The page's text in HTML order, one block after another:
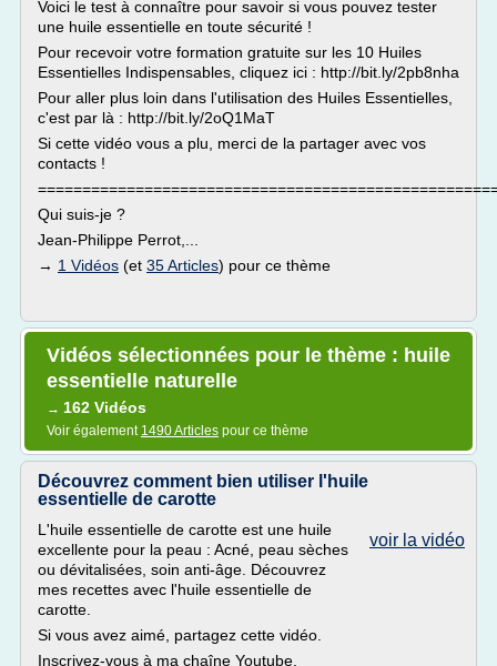
Voici le test à connaître pour savoir si vous pouvez tester
une huile essentielle en toute sécurité !
Pour recevoir votre formation gratuite sur les 10 Huiles
Essentielles Indispensables, cliquez ici : http://bit.ly/2pb8nha
Pour aller plus loin dans l'utilisation des Huiles Essentielles,
c'est par là : http://bit.ly/2oQ1MaT
Si cette vidéo vous a plu, merci de la partager avec vos
contacts !
Qui suis-je ?
Jean-Philippe Perrot,...
→ 1 Vidéos (et 35 Articles) pour ce thème
Vidéos sélectionnées pour le thème : huile
essentielle naturelle
→ 162 Vidéos
Voir également 1490 Articles pour ce thème
Découvrez comment bien utiliser l'huile
essentielle de carotte
voir la vidéo
L'huile essentielle de carotte est une huile
excellente pour la peau : Acné, peau sèches
ou dévitalisées, soin anti-âge. Découvrez
mes recettes avec l'huile essentielle de
carotte.
Si vous avez aimé, partagez cette vidéo.
Inscrivez-vous à ma chaîne Youtube.